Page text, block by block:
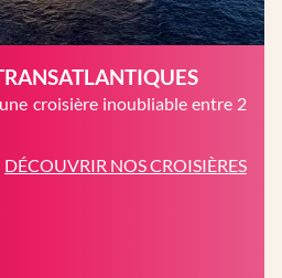
croisière inoubliable entre 2
DÉCOUVRIR NOS CROISIÈRES